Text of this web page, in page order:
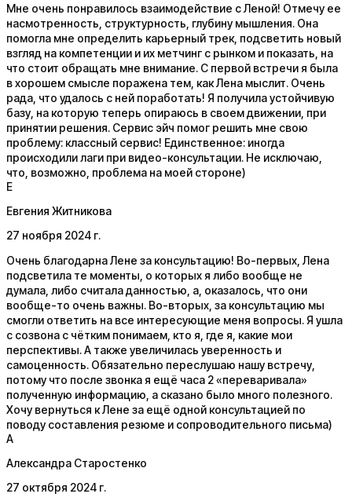
Мне очень понравилось взаимодействие с Леной! Отмечу ее
насмотренность, структурность, глубину мышления. Она
помогла мне определить карьерный трек, подсветить новый
взгляд на компетенции и их метчинг с рынком и показать, на
что стоит обращать мне внимание. С первой встречи я была
в хорошем смысле поражена тем, как Лена мыслит. Очень
рада, что удалось с ней поработать! Я получила устойчивую
базу, на которую теперь опираюсь в своем движении, при
принятии решения. Сервис эйч помог решить мне свою
проблему: классный сервис! Единственное: иногда
происходили лаги при видео-консультации. Не исключаю,
что, возможно, проблема на моей стороне)
Е
Евгения Житникова
27 ноября 2024 г.
Очень благодарна Лене за консультацию! Во-первых, Лена
подсветила те моменты, о которых я либо вообще не
думала, либо считала данностью, а, оказалось, что они
вообще-то очень важны. Во-вторых, за консультацию мы
смогли ответить на все интересующие меня вопросы. Я ушла
с созвона с чётким понимаем, кто я, где я, какие мои
перспективы. А также увеличилась уверенность и
самоценность. Обязательно переслушаю нашу встречу,
потому что после звонка я ещё часа 2 «переваривала»
полученную информацию, а сказано было много полезного.
Хочу вернуться к Лене за ещё одной консультацией по
поводу составления резюме и сопроводительного письма)
А
Александра Старостенко
27 октября 2024 г.